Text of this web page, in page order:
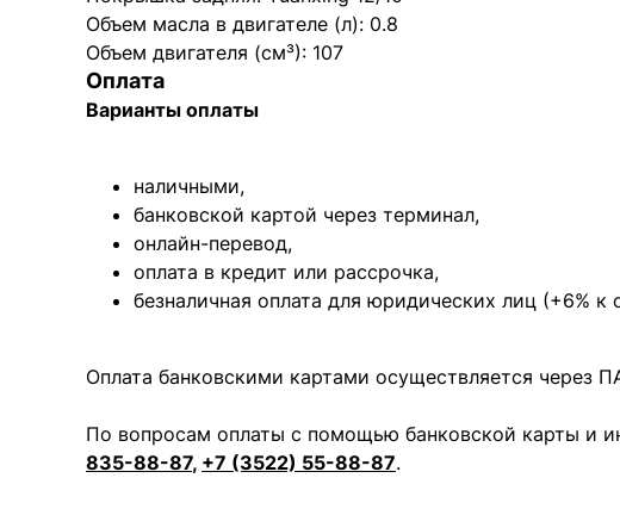
Объем масла в двигателе (л): 0.8
Объем двигателя (см³): 107
Оплата
Варианты оплаты
наличными,
банковской картой через терминал,
онлайн-перевод,
оплата в кредит или рассрочка,
безналичная оплата для юридических лиц (+6% к
Оплата банковскими картами осуществляется через
По вопросам оплаты с помощью банковской карты и
835-88-87, +7 (3522) 55-88-87.